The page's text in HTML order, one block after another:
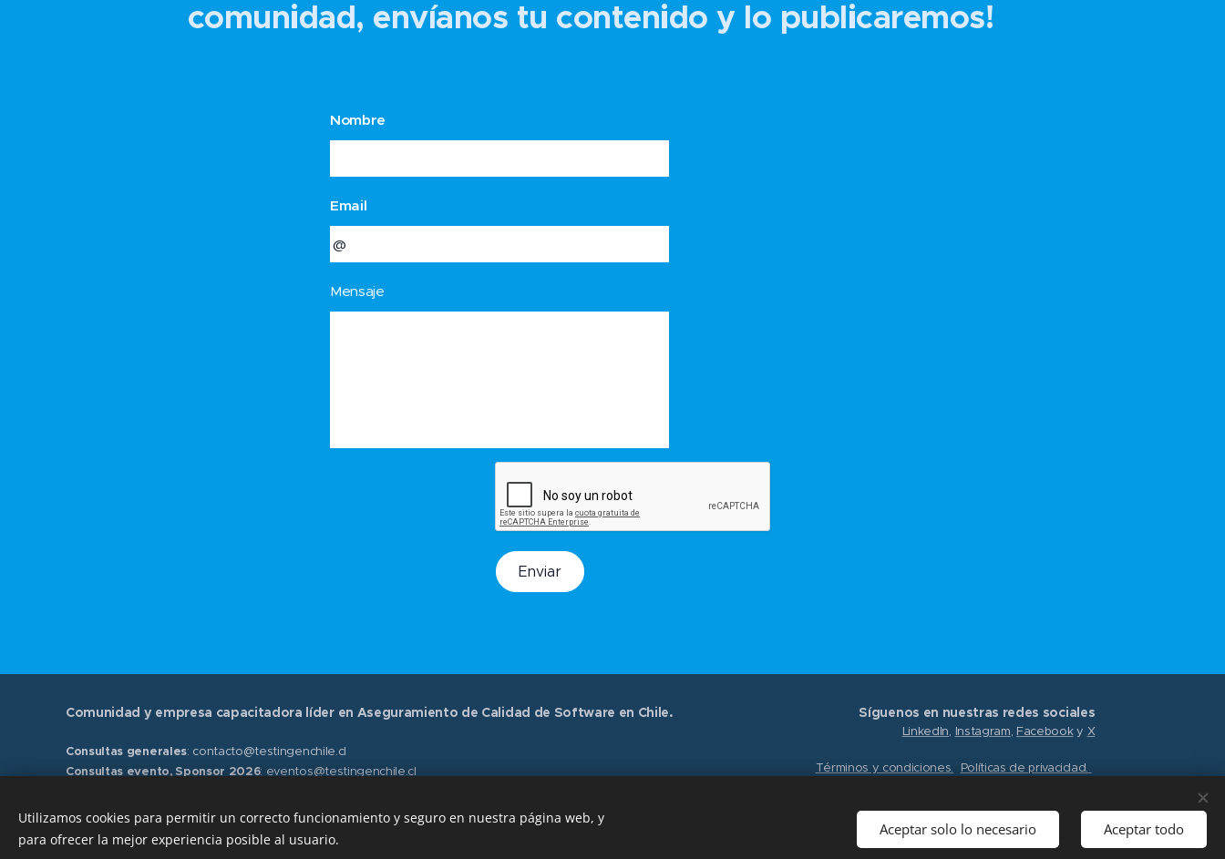
comunidad, envíanos tu contenido y lo publicaremos!
Nombre
Email
Mensaje
Enviar
Comunidad y empresa capacitadora líder en Aseguramiento de Calidad de Software en Chile.
Consultas generales: contacto@testingenchile.cl
Consultas evento, Sponsor 2026: eventos@testingenchile.cl
Santiago de Chile
Síguenos en nuestras redes sociales
LinkedIn, Instagram, Facebooky X
Términos y condiciones. Políticas de privacidad.
Cookies
Utilizamos cookies para permitir un correcto funcionamiento y seguro en nuestra página web, y
para ofrecer la mejor experiencia posible al usuario.
Aceptar solo lo necesario Aceptar todo